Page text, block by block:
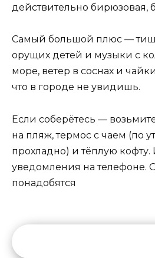
действительно бирюзовая,
Самый большой плюс —
орущих детей и музыки с
море, ветер в соснах и
что в городе не увидишь.
Если соберётесь —
на пляж, термос с чаем (по
прохладно) и тёплую кофту.
уведомления на телефоне.
понадобятся